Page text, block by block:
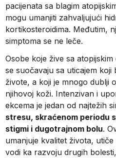
pacijenata sa blagim
mogu umanjiti zahvaljujući
kortikosteroidima. Međutim,
simptoma se ne leče.
Osobe koje žive sa
se suočavaju sa uticajem koji
živote, a koji je mnogo dublji
njihovoj koži. Intenzivan i
ekcema je jedan od najtežih
stresu, skraćenom periodu
stigmi i dugotrajnom bolu.
umanjuje kvalitet života,
vodi ka razvoju drugih